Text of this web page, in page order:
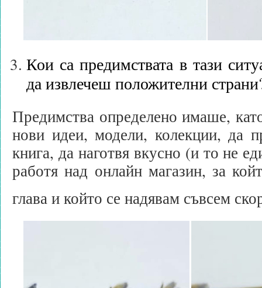
Кои са предимствата в тази
да извлечеш положителни
Предимства определено имаше,
нови идеи, модели, колекции, да
книга, да наготвя вкусно (и то не
работя над онлайн магазин, за
глава и който се надявам съвсем